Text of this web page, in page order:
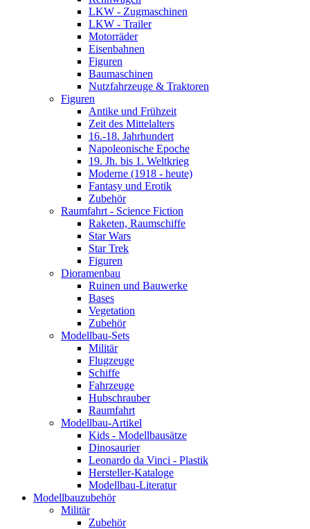
LKW - Zugmaschinen
LKW - Trailer
Motorräder
Eisenbahnen
Figuren
Baumaschinen
Nutzfahrzeuge & Traktoren
Figuren
Antike und Frühzeit
Zeit des Mittelalters
16.-18. Jahrhundert
Napoleonische Epoche
19. Jh. bis 1. Weltkrieg
Moderne (1918 - heute)
Fantasy und Erotik
Zubehör
Raumfahrt - Science Fiction
Raketen, Raumschiffe
Star Wars
Star Trek
Figuren
Dioramenbau
Ruinen und Bauwerke
Bases
Vegetation
Zubehör
Modellbau-Sets
Militär
Flugzeuge
Schiffe
Fahrzeuge
Hubschrauber
Raumfahrt
Modellbau-Artikel
Kids - Modellbausätze
Dinosaurier
Leonardo da Vinci - Plastik
Hersteller-Kataloge
Modellbau-Literatur
Modellbauzubehör
Militär
Zubehör